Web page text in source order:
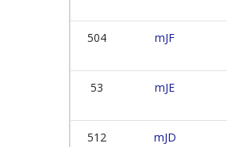
504 mJF
53 mJE
512 mJD